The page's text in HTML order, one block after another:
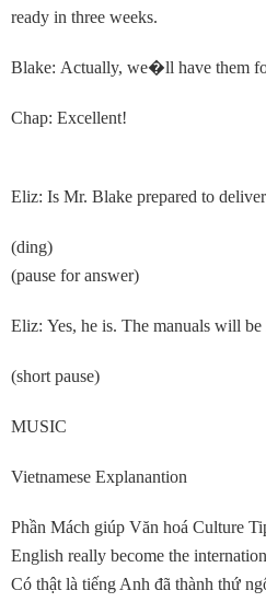
ready in three weeks.
Blake: Actually, we�ll have them
Chap: Excellent!
Eliz: Is Mr. Blake prepared to
(ding)
(pause for answer)
Eliz: Yes, he is. The manuals will
(short pause)
MUSIC
Vietnamese Explanantion
Phần Mách giúp Văn hoá Culture
English really become the
Có thật là tiếng Anh đã thành thứ